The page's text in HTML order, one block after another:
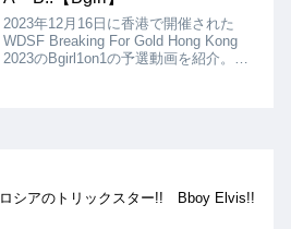
2023年12月16日に香港で開催された
WDSF Breaking For Gold Hong Kong
2023のBgirl1on1の予選動画を紹介。
ロシアのトリックスター!! Bboy Elvis!!